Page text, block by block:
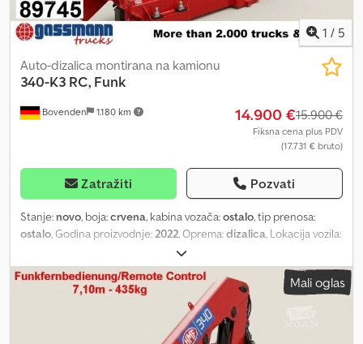
1 / 5
Bovenden 1.180 km
Auto-dizalica montirana na kamionu
340-K3 RC, Funk
14.900 €15.900 €
Fiksna cena plus PDV
(17.731 € bruto)
Zatražiti Pozvati
Stanje: novo, boja:crvena, kabina vozača:ostalo, tip prenosa:
ostalo , Godina proizvodnje: 2022 , Oprema:dizalica , Lokacija vozila:
Bovenden, hitno zaustavljanje, upravljanje grabilicom, sklopivo,
mehanička dvotačka potpora, radio daljinsko upravljanje, 3x
hidraulična izvlačenja Nadgradnja: ARHIVSKA FOTOGRAFIJA, HMF
340-K3 RC, radio daljinski upravljač/remote control. Kompaktna
zglobna dizalica sa velikom nosivošću, radio daljinsko upravljanje, 3
hidraulična izvlačenja, hidraulični dohvat 7,15 m, nosivost 985 kg na
Mali oglas